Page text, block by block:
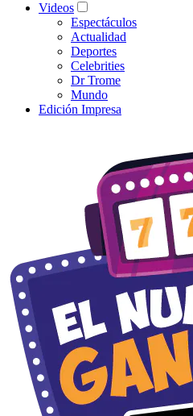
Videos
Espectáculos
Actualidad
Deportes
Celebrities
Dr Trome
Mundo
Edición Impresa